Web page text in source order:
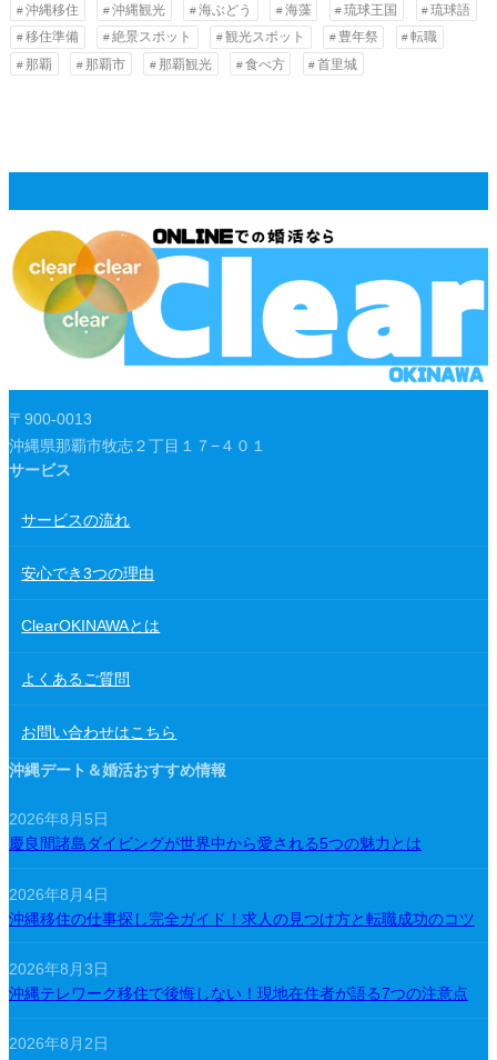
沖縄移住
沖縄観光 海ぶどう 海藻 琉球王国
琉球語
移住準備
絶景スポット 観光スポット 豊年祭
転職
那覇
那覇市 那覇観光 食べ方 首里城
〒900-0013
沖縄県那覇市牧志２丁目１７−４０１
サービス
サービスの流れ
安心でき3つの理由
ClearOKINAWAとは
よくあるご質問
お問い合わせはこちら
沖縄デート＆婚活おすすめ情報
2026年8月5日
慶良間諸島ダイビングが世界中から愛される5つの魅力とは
2026年8月4日
沖縄移住の仕事探し完全ガイド！求人の見つけ方と転職成功のコツ
2026年8月3日
沖縄テレワーク移住で後悔しない！現地在住者が語る7つの注意点
2026年8月2日